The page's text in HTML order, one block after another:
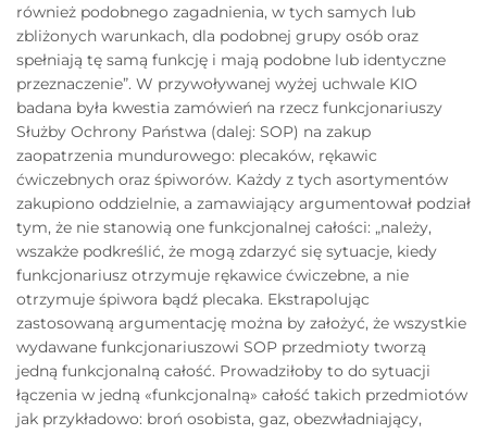
również podobnego zagadnienia, w tych samych lub
zbliżonych warunkach, dla podobnej grupy osób oraz
spełniają tę samą funkcję i mają podobne lub identyczne
przeznaczenie”. W przywoływanej wyżej uchwale KIO
badana była kwestia zamówień na rzecz funkcjonariuszy
Służby Ochrony Państwa (dalej: SOP) na zakup
zaopatrzenia mundurowego: plecaków, rękawic
ćwiczebnych oraz śpiworów. Każdy z tych asortymentów
zakupiono oddzielnie, a zamawiający argumentował podział
tym, że nie stanowią one funkcjonalnej całości: „należy,
wszakże podkreślić, że mogą zdarzyć się sytuacje, kiedy
funkcjonariusz otrzymuje rękawice ćwiczebne, a nie
otrzymuje śpiwora bądź plecaka. Ekstrapolując
zastosowaną argumentację można by założyć, że wszystkie
wydawane funkcjonariuszowi SOP przedmioty tworzą
jedną funkcjonalną całość. Prowadziłoby to do sytuacji
łączenia w jedną «funkcjonalną» całość takich przedmiotów
jak przykładowo: broń osobista, gaz, obezwładniający,